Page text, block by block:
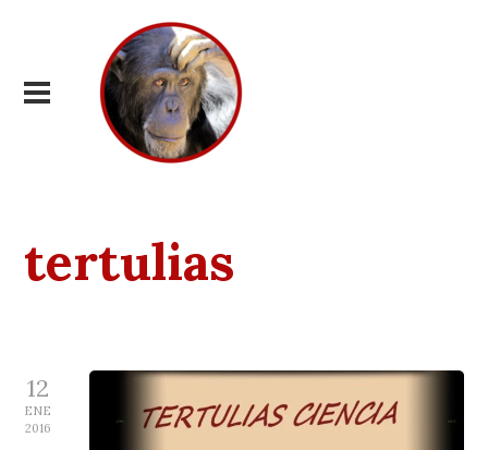
tertulias
12
ENE
2016